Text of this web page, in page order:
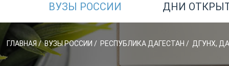
ВУЗЫ РОССИИ ДНИ
ГЛАВНАЯ / ВУЗЫ РОССИИ / РЕСПУБЛИКА ДАГЕСТАН / ДГУНХ,